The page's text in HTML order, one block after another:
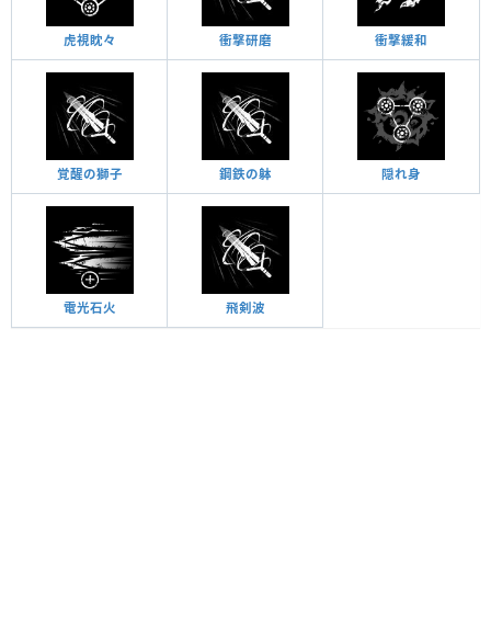
虎視眈々 衝撃研磨 衝撃緩和
覚醒の獅子 鋼鉄の躰 隠れ身
電光石火 飛剣波